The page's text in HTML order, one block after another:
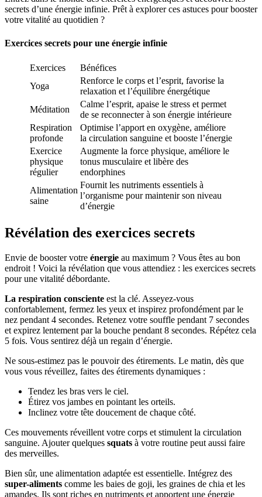
secrets d’une énergie infinie. Prêt à explorer ces astuces pour booster
votre vitalité au quotidien ?
Exercices secrets pour une énergie infinie
Exercices
Bénéfices
Yoga
Renforce le corps et l’esprit, favorise la
relaxation et l’équilibre énergétique
Méditation
Calme l’esprit, apaise le stress et permet
de se reconnecter à son énergie intérieure
Respiration
profonde
Optimise l’apport en oxygène, améliore
la circulation sanguine et booste l’énergie
Exercice
physique
régulier
Augmente la force physique, améliore le
tonus musculaire et libère des
endorphines
Alimentation
saine
Fournit les nutriments essentiels à
l’organisme pour maintenir son niveau
d’énergie
Révélation des exercices secrets
Envie de booster votre énergie au maximum ? Vous êtes au bon
endroit ! Voici la révélation que vous attendiez : les exercices secrets
pour une vitalité débordante.
La respiration consciente est la clé. Asseyez-vous
confortablement, fermez les yeux et inspirez profondément par le
nez pendant 4 secondes. Retenez votre souffle pendant 7 secondes
et expirez lentement par la bouche pendant 8 secondes. Répétez cela
5 fois. Vous sentirez déjà un regain d’énergie.
Ne sous-estimez pas le pouvoir des étirements. Le matin, dès que
vous vous réveillez, faites des étirements dynamiques :
Tendez les bras vers le ciel.
Étirez vos jambes en pointant les orteils.
Inclinez votre tête doucement de chaque côté.
Ces mouvements réveillent votre corps et stimulent la circulation
sanguine. Ajouter quelques squats à votre routine peut aussi faire
des merveilles.
Bien sûr, une alimentation adaptée est essentielle. Intégrez des
super-aliments comme les baies de goji, les graines de chia et les
amandes. Ils sont riches en nutriments et apportent une énergie